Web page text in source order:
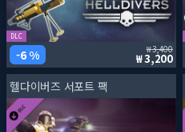
DLC
6 % 3,400
3,200
헬다이버즈 서포트 팩